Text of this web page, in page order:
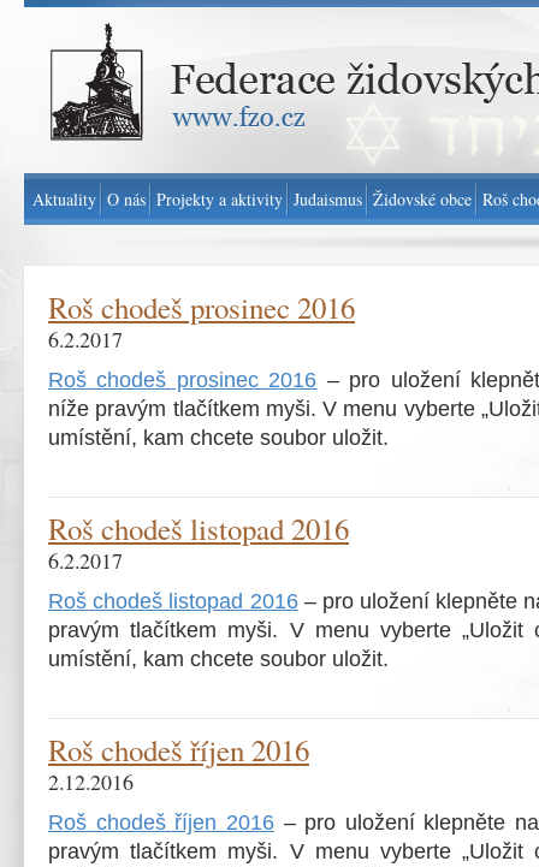
Federace židovských obcí v ČR - www.fzo.cz
Roš chodeš prosinec 2016
6.2.2017
Roš chodeš prosinec 2016 – pro uložení
níže pravým tlačítkem myši. V menu vyberte
umístění, kam chcete soubor uložit.
Roš chodeš listopad 2016
6.2.2017
Roš chodeš listopad 2016– pro uložení klepněte
pravým tlačítkem myši. V menu vyberte
umístění, kam chcete soubor uložit.
Roš chodeš říjen 2016
2.12.2016
Roš chodeš říjen 2016– pro uložení klepněte
pravým tlačítkem myši. V menu vyberte
Aktuality O nás Projekty a aktivity Judaismus Židovské obce Roš